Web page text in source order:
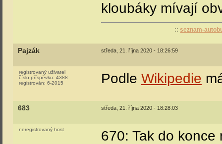
kloubáky mívají
::seznam-
Pajzák středa, 21. října 2020 - 18:26:59
registrovaný uživatel
číslo příspěvku: 4388
registrován: 6-2015 Podle Wikipedie
683 středa, 21. října 2020 - 18:28:03
neregistrovaný host
670: Tak do